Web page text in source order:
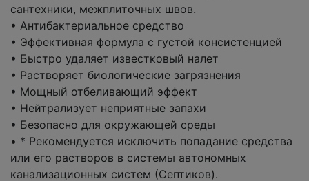
сантехники, межплиточных швов.
• Антибактериальное средство
• Эффективная формула с густой консистенцией
• Быстро удаляет известковый налет
• Растворяет биологические загрязнения
• Мощный отбеливающий эффект
• Нейтрализует неприятные запахи
• Безопасно для окружающей среды
• * Рекомендуется исключить попадание средства
или его растворов в системы автономных
канализационных систем (Септиков).